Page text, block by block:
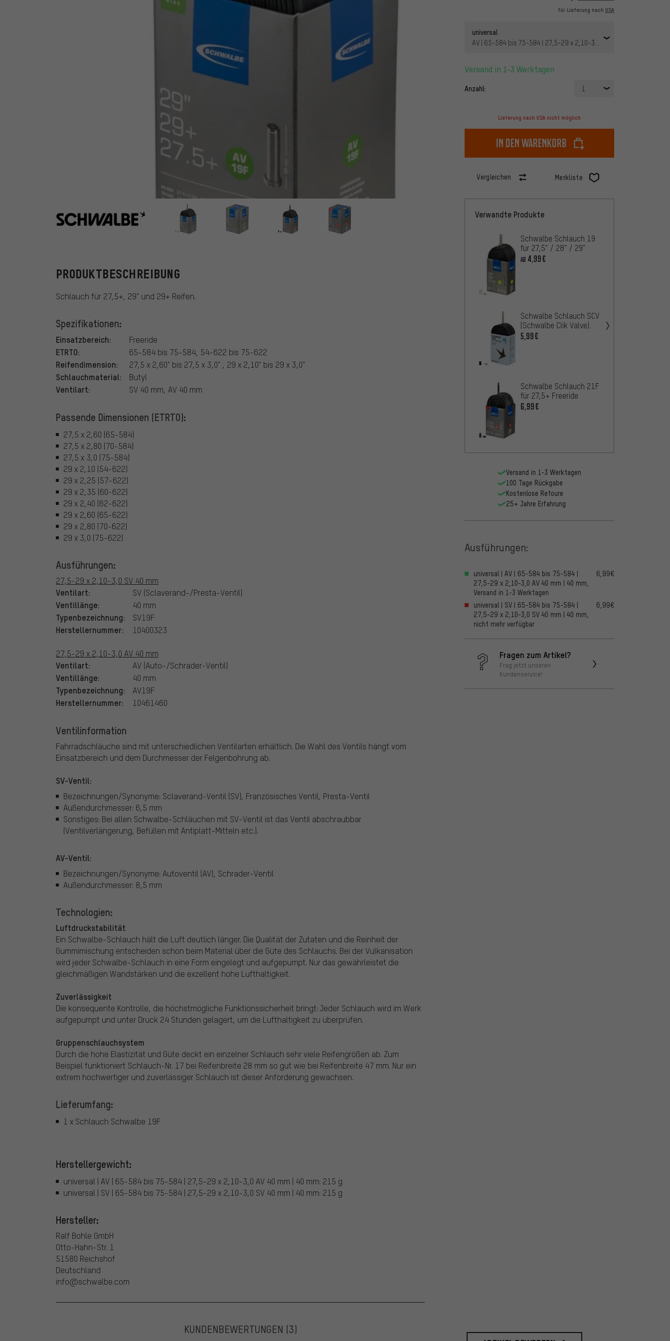
für Lieferung nach USA
universal
AV | 65-584 bis 75-584 | 27,5-29 x 2,10-3,0 AV 40 mm | 40 mm
Versand in 1-3 Werktagen
Anzahl: 1
Lieferung nach USA nicht möglich
In den Warenkorb
Vergleichen Merkliste
Schwalbe
PRODUKTBESCHREIBUNG
Schlauch für 27,5+, 29" und 29+ Reifen.
Spezifikationen:
Einsatzbereich: Freeride
ETRTO: 65-584 bis 75-584, 54-622 bis 75-622
Reifendimension: 27,5 x 2,60" bis 27,5 x 3,0" , 29 x 2,10" bis 29 x 3,0"
Schlauchmaterial: Butyl
Ventilart: SV 40 mm, AV 40 mm
Passende Dimensionen (ETRTO):
27,5 x 2,60 (65-584)
27,5 x 2,80 (70-584)
27,5 x 3,0 (75-584)
29 x 2,10 (54-622)
29 x 2,25 (57-622)
29 x 2,35 (60-622)
29 x 2,40 (62-622)
29 x 2,60 (65-622)
29 x 2,80 (70-622)
29 x 3,0 (75-622)
Ausführungen:
27,5-29 x 2,10-3,0 SV 40 mm
Ventilart: SV (Sclaverand-/Presta-Ventil)
Ventillänge: 40 mm
Typenbezeichnung: SV19F
Herstellernummer: 10400323
27,5-29 x 2,10-3,0 AV 40 mm
Ventilart: AV (Auto-/Schrader-Ventil)
Ventillänge: 40 mm
Typenbezeichnung: AV19F
Herstellernummer: 10461460
Ventilinformation
Fahrradschläuche sind mit unterschiedlichen Ventilarten erhältlich. Die Wahl des Ventils hängt vom
Einsatzbereich und dem Durchmesser der Felgenbohrung ab.
SV-Ventil:
Bezeichnungen/Synonyme: Sclaverand-Ventil (SV), Französisches Ventil, Presta-Ventil
Außendurchmesser: 6,5 mm
Sonstiges: Bei allen Schwalbe-Schläuchen mit SV-Ventil ist das Ventil abschraubbar
(Ventilverlängerung, Befüllen mit Antiplatt-Mitteln etc.).
AV-Ventil:
Bezeichnungen/Synonyme: Autoventil (AV), Schrader-Ventil
Außendurchmesser: 8,5 mm
Technologien:
Luftdruckstabilität
Ein Schwalbe-Schlauch hält die Luft deutlich länger. Die Qualität der Zutaten und die Reinheit der
Gummimischung entscheiden schon beim Material über die Güte des Schlauchs. Bei der Vulkanisation
wird jeder Schwalbe-Schlauch in eine Form eingelegt und aufgepumpt. Nur das gewährleistet die
gleichmäßigen Wandstärken und die exzellent hohe Lufthaltigkeit.
Zuverlässigkeit
Die konsequente Kontrolle, die höchstmögliche Funktionssicherheit bringt: Jeder Schlauch wird im Werk
aufgepumpt und unter Druck 24 Stunden gelagert, um die Lufthaltigkeit zu überprüfen.
Gruppenschlauchsystem
Durch die hohe Elastizität und Güte deckt ein einzelner Schlauch sehr viele Reifengrößen ab. Zum
Beispiel funktioniert Schlauch-Nr. 17 bei Reifenbreite 28 mm so gut wie bei Reifenbreite 47 mm. Nur ein
extrem hochwertiger und zuverlässiger Schlauch ist dieser Anforderung gewachsen.
Lieferumfang:
1 x Schlauch Schwalbe 19F
Herstellergewicht:
universal | AV | 65-584 bis 75-584 | 27,5-29 x 2,10-3,0 AV 40 mm | 40 mm: 215 g
universal | SV | 65-584 bis 75-584 | 27,5-29 x 2,10-3,0 SV 40 mm | 40 mm: 215 g
Hersteller:
Ralf Bohle GmbH
Otto-Hahn-Str. 1
51580 Reichshof
Deutschland
info@schwalbe.com
Verwandte Produkte
Schwalbe Schlauch 19
für 27,5" / 28" / 29"
AB 4,99€
Schwalbe Schlauch SCV
(Schwalbe Clik Valve)
27,5"/28"/29"
5,99€
Schwalbe Schlauch 21F
für 27,5+ Freeride
6,99€
Versand in 1-3 Werktagen
100 Tage Rückgabe
Kostenlose Retoure
25+ Jahre Erfahrung
Ausführungen:
universal | AV | 65-584 bis 75-584 |
27,5-29 x 2,10-3,0 AV 40 mm | 40 mm,
Versand in 1-3 Werktagen
6,99€
universal | SV | 65-584 bis 75-584 |
27,5-29 x 2,10-3,0 SV 40 mm | 40 mm,
nicht mehr verfügbar
6,99€
Fragen zum Artikel?
Frag jetzt unseren
Kundenservice!
KUNDENBEWERTUNGEN (3)